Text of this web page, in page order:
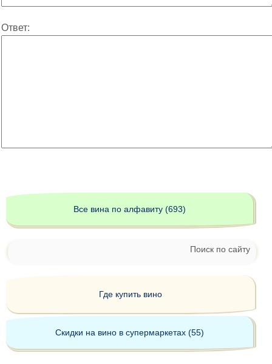
Ответ:
Все вина по алфавиту (693)
Поиск по сайту
Где купить вино
Скидки на вино в супермаркетах (55)